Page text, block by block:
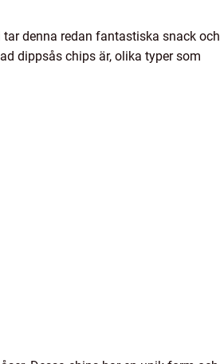
denna redan fantastiska snack och
dippsås chips är, olika typer som